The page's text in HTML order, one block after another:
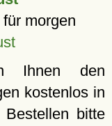
morgen
Ihnen den
kostenlos in
Bestellen bitte